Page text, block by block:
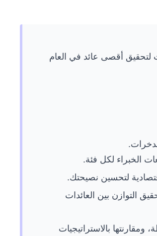
والمدخرات لتحقيق أقصى عائد في العام
الخبراء لكل فئة.
لتحسين نصيحتك.
التوازن بين العائدات
بالاستراتيجيات